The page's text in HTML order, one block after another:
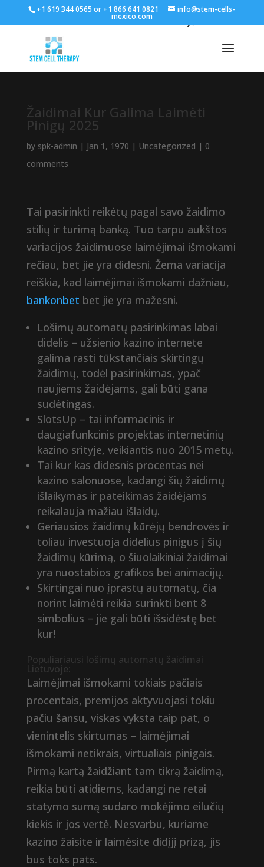
+1 619 344 0565 or +1 866 641 0821 info@stem-cells-
mexico.com
Žaidimai Kur Galima Laimėti
Pinigų 2025
by spk-admin | Jan 1, 1970 | Uncategorized | 0
comments
Tai pasirinkti reikėtų pagal savo žaidimo
stilių ir turimą banką. Tuo tarpu aukštos
variacijos žaidimuose laimėjimai išmokami
rečiau, bet jie yra didesni. Žema variacija
reiškia, kad laimėjimai išmokami dažniau,
bankonbet bet jie yra mažesni.
Lošimų automatų pasirinkimas labai
didelis – užsienio kazino internete
galima rasti tūkstančiais skirtingų
žaidimų, todėl pasirinkimas, ypač
naujiems žaidėjams, gali būti gana
sudėtingas.
SlotsUp – tai informacinis ir
daugiafunkcinis projektas internetinių
kazino srityje, veikiantis nuo 2015 metų.
Tai kur kas didesnis procentas nei
kazino salonuose, kadangi šių žaidimų
išlaikymas ir pateikimas žaidėjams
reikalauja mažiau išlaidų.
Geriausios žaidimų kūrėjų bendrovės ir
toliau investuoja didelius pinigus į šių
žaidimų kūrimą, o šiuolaikiniai žaidimai
yra nuostabios grafikos bei animacijų.
Skirtingai nuo įprastų automatų, čia
norint laimėti reikia surinkti bent 8
simbolius – jie gali būti išsidėstę bet
kur!
Populiariausi lošimų automatų žaidimai
Lietuvoje:
Laimėjimai išmokami tokiais pačiais
procentais, premijos aktyvuojasi tokiu
pačiu šansu, viskas vyksta taip pat, o
vienintelis skirtumas – laimėjimai
išmokami netikrais, virtualiais pinigais.
Pirmą kartą žaidžiant tam tikrą žaidimą,
reikia būti atidiems, kadangi ne retai
statymo sumą sudaro mokėjimo eilučių
kiekis ir jos vertė. Nesvarbu, kuriame
kazino žaisite ir laimėsite didįjį prizą, jis
bus toks pats.